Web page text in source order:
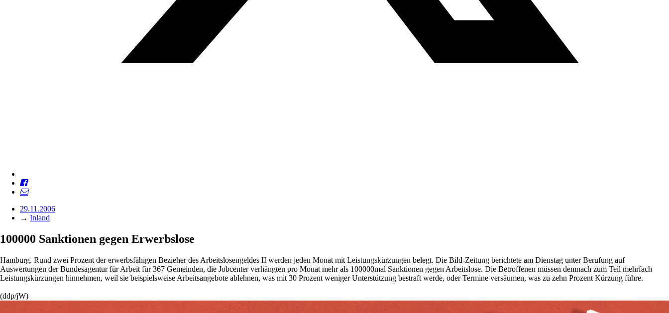
29.11.2006
→ Inland
100000 Sanktionen gegen Erwerbslose
Hamburg. Rund zwei Prozent der erwerbsfähigen Bezieher des Arbeitslosengeldes II werden jeden Monat mit Leistungskürzungen belegt. Die Bild-Zeitung berichtete am Dienstag unter Berufung auf
Auswertungen der Bundesagentur für Arbeit für 367 Gemeinden, die Jobcenter verhängten pro Monat mehr als 100000mal Sanktionen gegen Arbeitslose. Die Betroffenen müssen demnach zum Teil mehrfach
Leistungskürzungen hinnehmen, weil sie beispielsweise Arbeitsangebote ablehnen, was mit 30 Prozent weniger Unterstützung bestraft werde, oder Termine versäumen, was zu zehn Prozent Kürzung führe.
(ddp/jW)